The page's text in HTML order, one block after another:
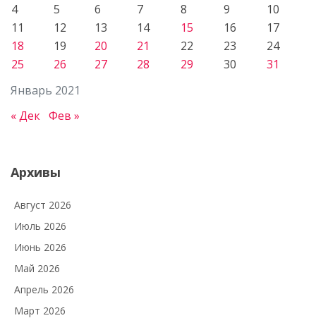
Январь 2021
4
5 6 7 8 9
10
11
12 13 14 15 16
17
18
19 20 21 22 23
24
25
26 27 28 29 30 31
« Дек Фев »
Архивы
Август 2026
Июль 2026
Июнь 2026
Май 2026
Апрель 2026
Март 2026